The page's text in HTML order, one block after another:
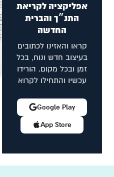
אפליקציה לקריאת
התנ״ך והברית
החדשה
קראו והאזינו לכתובים
בעיצוב חדש ונוח, בכל
זמן ובכל מקום. הורידו
עכשיו והתחילו לקרוא
App Store
Google Play